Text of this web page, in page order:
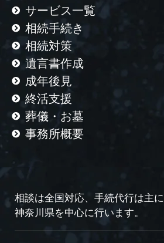
サービス一覧
相続手続き
相続対策
遺言書作成
成年後見
終活支援
葬儀・お墓
事務所概要
相談は全国対応、手続代行は主に
神奈川県を中心に行います。